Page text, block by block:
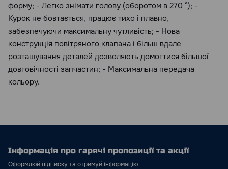
форму; - Легко знімати голову (оборотом в 270 °); -
Курок не бовтається, працює тихо і плавно,
забезпечуючи максимальну чутливість; - Нова
конструкція повітряного клапана і більш вдале
розташування деталей дозволяють домогтися більшої
довговічності запчастин; - Максимальна передача
кольору.
Інформація про гарячі пропозиції та акції
Оформлюй підписку та отримуй інформацію